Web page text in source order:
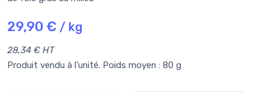
29,90 € / kg
28,34 € HT
Produit vendu à l'unité. Poids moyen : 80 g